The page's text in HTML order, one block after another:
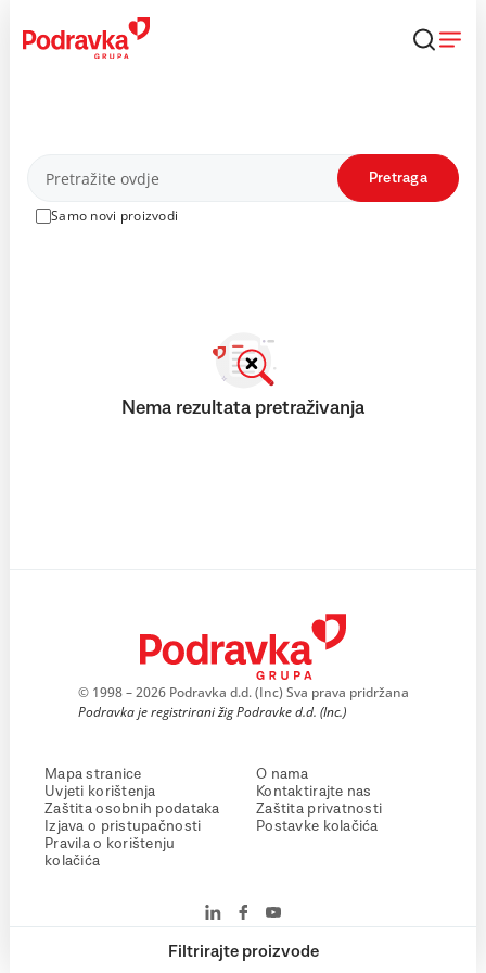
content
Proizvodi
Samo novi proizvodi
Pretraga
Filtrirajte proizvode
Nema rezultata pretraživanja
© 1998 – 2026 Podravka d.d. (Inc) Sva prava pridržana
Podravka je registrirani žig Podravke d.d. (Inc.)
Mapa stranice
Uvjeti korištenja
Zaštita osobnih podataka
Izjava o pristupačnosti
Pravila o korištenju
kolačića
O nama
Kontaktirajte nas
Zaštita privatnosti
Postavke kolačića